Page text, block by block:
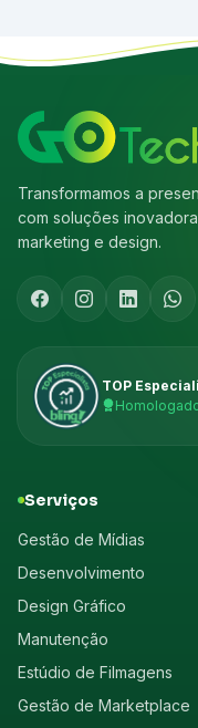
Transformamos a
com soluções
marketing e design.
TOP
Serviços
Gestão de Mídias
Desenvolvimento
Design Gráfico
Manutenção
Estúdio de Filmagens
Gestão de Marketplace